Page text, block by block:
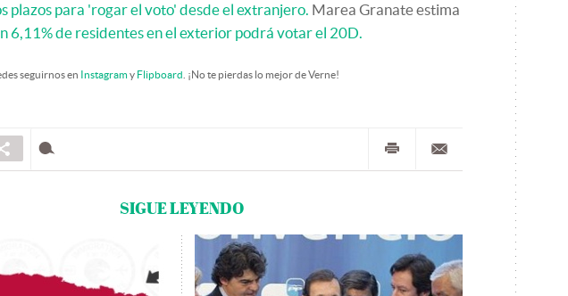
plazos para 'rogar el voto' desde el extranjero. Marea Granate estima
6,11% de residentes en el exterior podrá votar el 20D.
seguirnos en Instagramy Flipboard . ¡No te pierdas lo mejor de Verne!
SIGUE LEYENDO